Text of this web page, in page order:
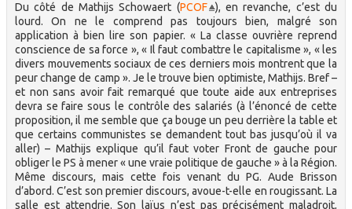
Du côté de Mathijs Schowaert (PCOF
), en revanche, c’est du
lourd. On ne le comprend pas toujours bien, malgré son
application à bien lire son papier. « La classe ouvrière reprend
conscience de sa force », « Il faut combattre le capitalisme », « les
divers mouvements sociaux de ces derniers mois montrent que la
peur change de camp ». Je le trouve bien optimiste, Mathijs. Bref –
et non sans avoir fait remarqué que toute aide aux entreprises
devra se faire sous le contrôle des salariés (à l’énoncé de cette
proposition, il me semble que ça bouge un peu derrière la table et
que certains communistes se demandent tout bas jusqu’où il va
aller) – Mathijs explique qu’il faut voter Front de gauche pour
obliger le PS à mener « une vraie politique de gauche » à la Région.
Même discours, mais cette fois venant du PG. Aude Brisson
d’abord. C’est son premier discours, avoue-t-elle en rougissant. La
salle est attendrie. Son laïus n’est pas précisément maladroit,